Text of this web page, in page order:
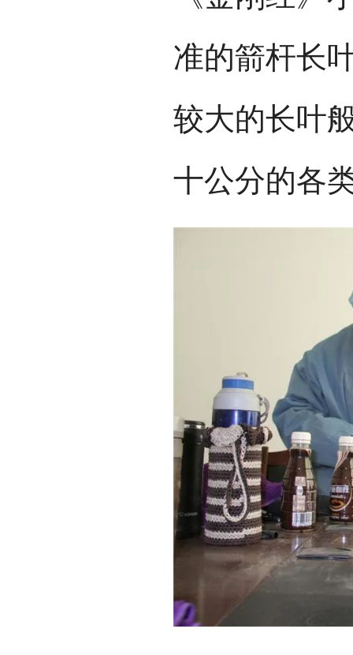
准的箭杆长
较大的长叶
十公分的各